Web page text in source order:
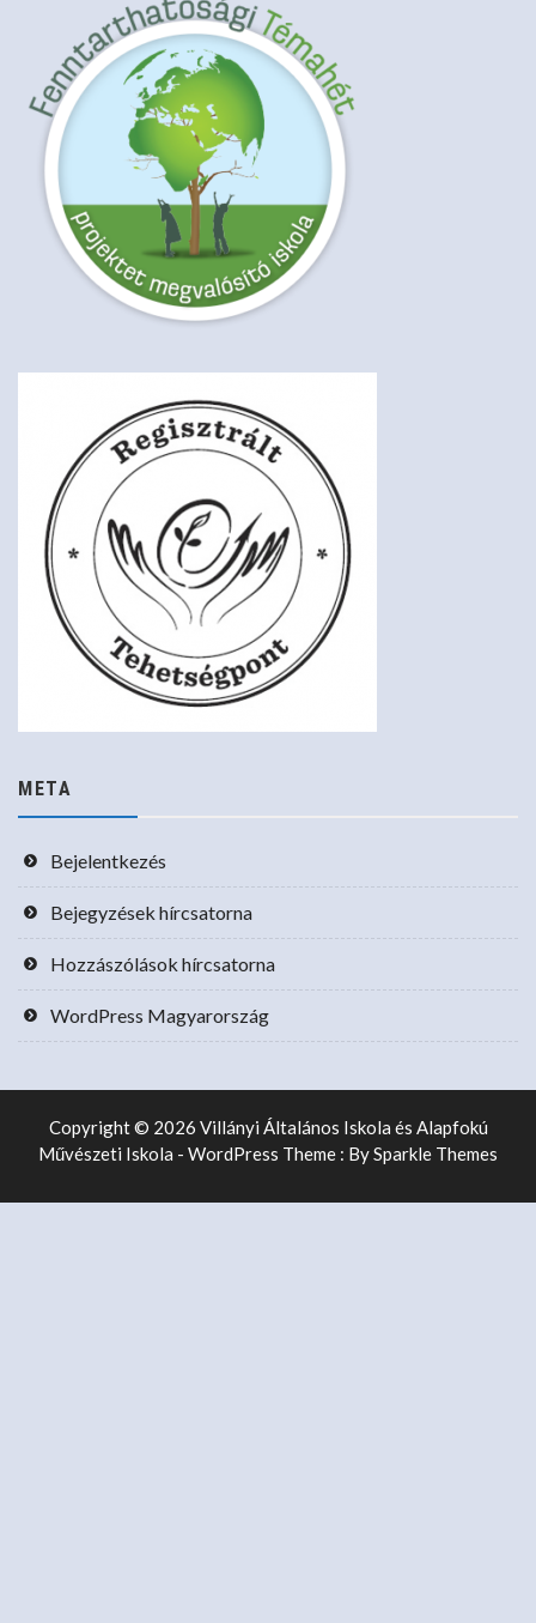
META
Bejelentkezés
Bejegyzések hírcsatorna
Hozzászólások hírcsatorna
WordPress Magyarország
Copyright © 2026 Villányi Általános Iskola és Alapfokú
Művészeti Iskola - WordPress Theme : BySparkle Themes